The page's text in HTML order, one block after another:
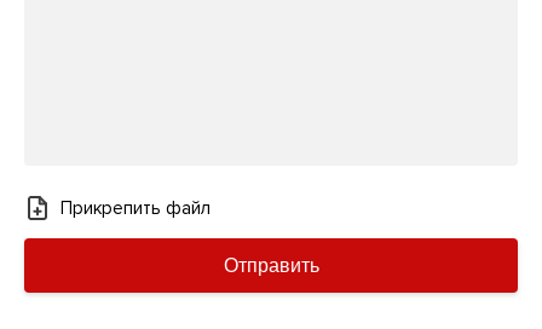
Прикрепить файл
Отправить